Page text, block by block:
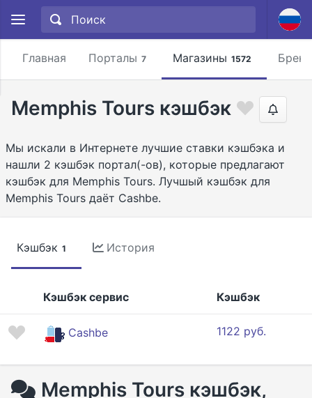
Главная Порталы 7 Магазины 1572
Memphis Tours кэшбэк
Мы искали в Интернете лучшие ставки кэшбэка и
нашли 2 кэшбэк портал(-ов), которые предлагают
кэшбэк для Memphis Tours. Лучшый кэшбэк для
Memphis Tours даёт Cashbe.
Кэшбэк 1 История
Кэшбэк сервис Кэшбэк
Cashbe 1122 руб.
Memphis Tours кэшбэк,